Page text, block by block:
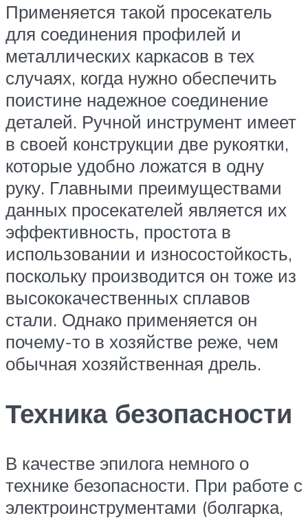
Применяется такой просекатель
для соединения профилей и
металлических каркасов в тех
случаях, когда нужно обеспечить
поистине надежное соединение
деталей. Ручной инструмент имеет
в своей конструкции две рукоятки,
которые удобно ложатся в одну
руку. Главными преимуществами
данных просекателей является их
эффективность, простота в
использовании и износостойкость,
поскольку производится он тоже из
высококачественных сплавов
стали. Однако применяется он
почему-то в хозяйстве реже, чем
обычная хозяйственная дрель.
Техника безопасности
В качестве эпилога немного о
технике безопасности. При работе с
электроинструментами (болгарка,